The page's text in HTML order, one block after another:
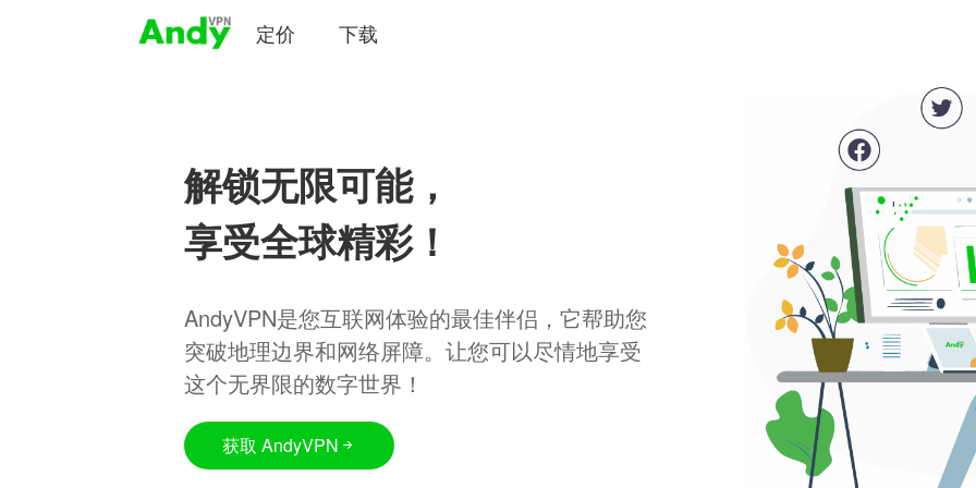
定价 下载
解锁无限可能，
享受全球精彩！
AndyVPN是您互联网体验的最佳伴侣，它帮助您
突破地理边界和网络屏障。让您可以尽情地享受
这个无界限的数字世界！
获取 AndyVPN